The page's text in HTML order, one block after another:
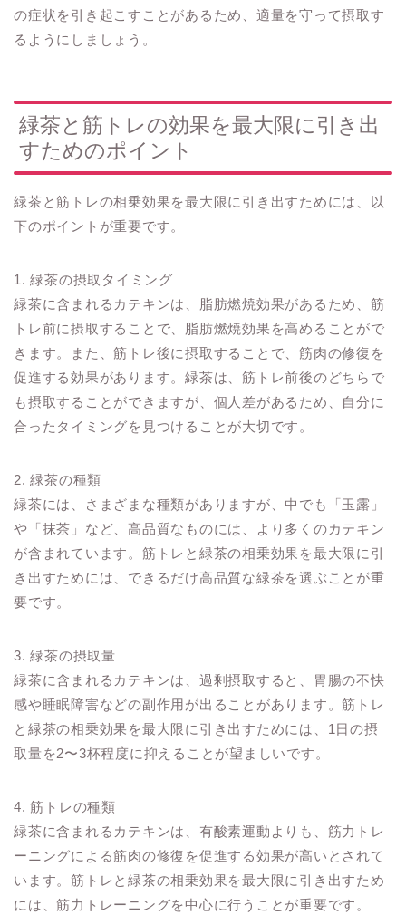
の症状を引き起こすことがあるため、適量を守って摂取す
るようにしましょう。
緑茶と筋トレの効果を最大限に引き出
すためのポイント
緑茶と筋トレの相乗効果を最大限に引き出すためには、以
下のポイントが重要です。
1. 緑茶の摂取タイミング
緑茶に含まれるカテキンは、脂肪燃焼効果があるため、筋
トレ前に摂取することで、脂肪燃焼効果を高めることがで
きます。また、筋トレ後に摂取することで、筋肉の修復を
促進する効果があります。緑茶は、筋トレ前後のどちらで
も摂取することができますが、個人差があるため、自分に
合ったタイミングを見つけることが大切です。
2. 緑茶の種類
緑茶には、さまざまな種類がありますが、中でも「玉露」
や「抹茶」など、高品質なものには、より多くのカテキン
が含まれています。筋トレと緑茶の相乗効果を最大限に引
き出すためには、できるだけ高品質な緑茶を選ぶことが重
要です。
3. 緑茶の摂取量
緑茶に含まれるカテキンは、過剰摂取すると、胃腸の不快
感や睡眠障害などの副作用が出ることがあります。筋トレ
と緑茶の相乗効果を最大限に引き出すためには、1日の摂
取量を2〜3杯程度に抑えることが望ましいです。
4. 筋トレの種類
緑茶に含まれるカテキンは、有酸素運動よりも、筋力トレ
ーニングによる筋肉の修復を促進する効果が高いとされて
います。筋トレと緑茶の相乗効果を最大限に引き出すため
には、筋力トレーニングを中心に行うことが重要です。